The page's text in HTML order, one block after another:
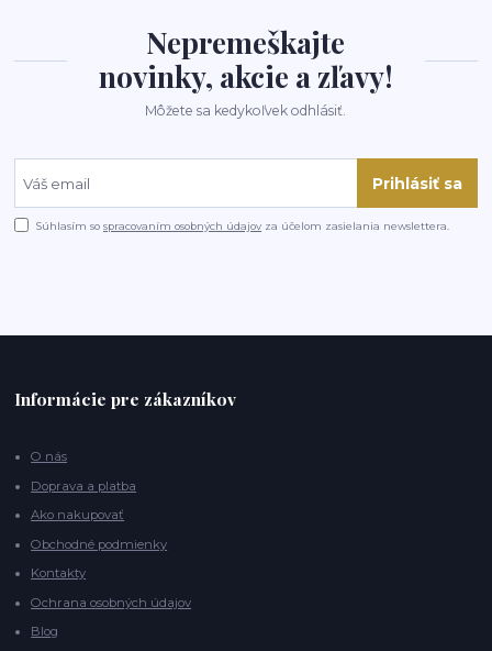
Nepremeškajte
novinky, akcie a zľavy!
Môžete sa kedykoľvek odhlásiť.
Prihlásiť sa
Súhlasím sospracovaním osobných údajov za účelom zasielania newslettera.
Informácie pre zákazníkov
O nás
Doprava a platba
Ako nakupovať
Obchodné podmienky
Kontakty
Ochrana osobných údajov
Blog